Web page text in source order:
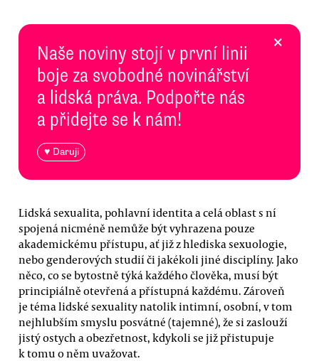
Naše noviny stojí v první linii
boje za svobodné novinářství
a lidská práva. Podpořte nás
a přidejte se k nám!
♥ Daruji
×
Lidská sexualita, pohlavní identita a celá oblast s ní
spojená nicméně nemůže být vyhrazena pouze
akademickému přístupu, ať již z hlediska sexuologie,
nebo genderových studií či jakékoli jiné disciplíny. Jako
něco, co se bytostně týká každého člověka, musí být
principiálně otevřená a přístupná každému. Zároveň
je téma lidské sexuality natolik intimní, osobní, v tom
nejhlubším smyslu posvátné (tajemné), že si zaslouží
jistý ostych a obezřetnost, kdykoli se již přistupuje
k tomu o něm uvažovat.